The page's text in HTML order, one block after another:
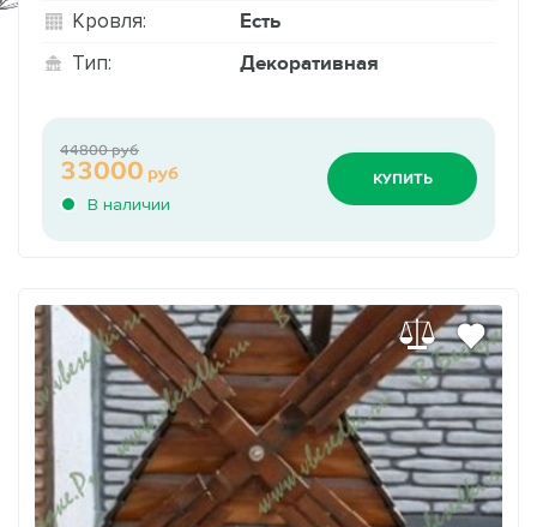
Кровля: Есть
Тип: Декоративная
В наличии
33000 руб
44800 руб
КУПИТЬ